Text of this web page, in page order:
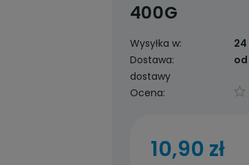
400G
Wysyłka w:
Dostawa:
od
dostawy
Ocena:
10,90 zł